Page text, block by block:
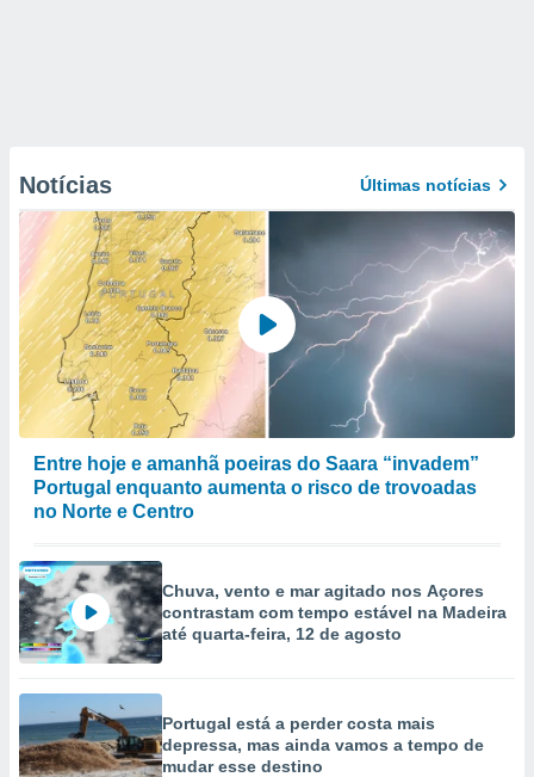
Notícias Últimas notícias
Entre hoje e amanhã poeiras do Saara “invadem”
Portugal enquanto aumenta o risco de trovoadas
no Norte e Centro
Chuva, vento e mar agitado nos Açores
contrastam com tempo estável na Madeira
até quarta-feira, 12 de agosto
Portugal está a perder costa mais
depressa, mas ainda vamos a tempo de
mudar esse destino